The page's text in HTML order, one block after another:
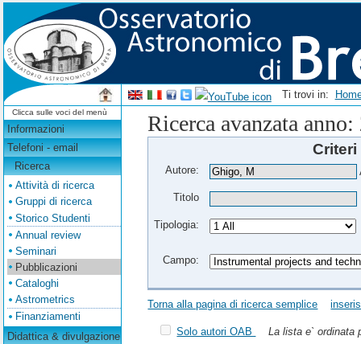
Ti trovi in:
Clicca sulle voci del menù
Informazioni
Telefoni - email
Ricerca
Attività di ricerca
Gruppi di ricerca
Storico Studenti
Annual review
Seminari
Pubblicazioni
Cataloghi
Astrometrics
Finanziamenti
Didattica & divulgazione
Ricerca avanzata anno:
Autore:
Titolo
Tipologia:
Campo:
Torna alla pagina di ricerca semplice
Solo autori OAB
La lista e` ordinata